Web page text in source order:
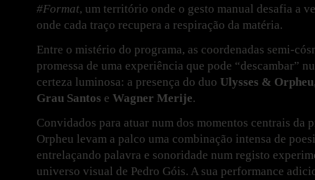
#Format, um território onde o gesto manual desafia a
onde cada traço recupera a respiração da matéria.
Entre o mistério do programa, as coordenadas semi-
promessa de uma experiência que pode “descambar”
certeza luminosa: a presença do duo Ulysses & Orpheu
Grau Santos e Wagner Merije.
Convidados para atuar num dos momentos centrais da
Orpheu levam a palco uma combinação intensa de
entrelaçando palavra e sonoridade num registo
universo visual de Pedro Góis. A sua performance